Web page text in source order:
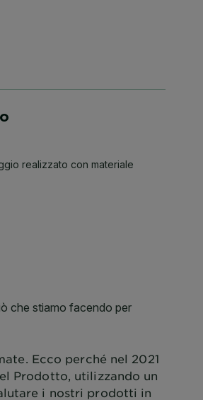
Ecco perché nel 2021
Prodotto, utilizzando un
i nostri prodotti in